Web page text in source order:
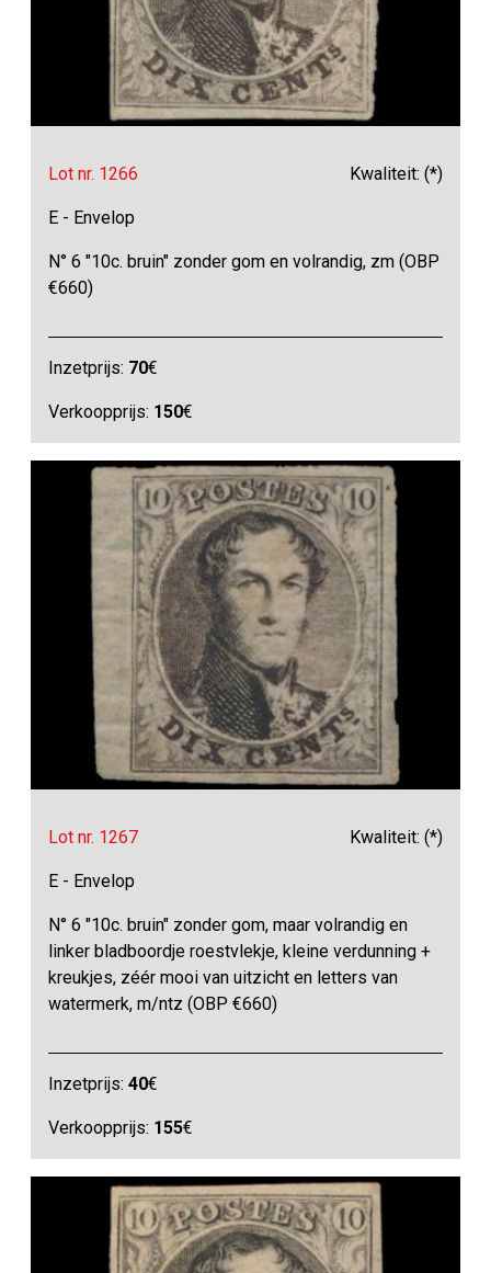
Lot nr. 1266 Kwaliteit: (*)
E - Envelop
N° 6 "10c. bruin" zonder gom en volrandig, zm (OBP
€660)
Inzetprijs: 70€
Verkoopprijs: 150€
Lot nr. 1267 Kwaliteit: (*)
E - Envelop
N° 6 "10c. bruin" zonder gom, maar volrandig en
linker bladboordje roestvlekje, kleine verdunning +
kreukjes, zéér mooi van uitzicht en letters van
watermerk, m/ntz (OBP €660)
Inzetprijs:40€
Verkoopprijs: 155€